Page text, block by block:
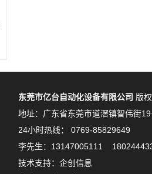
东莞市亿台自动化设备有限公司 版
地址：广东省东莞市道滘镇智伟街
24小时热线： 0769-85829649
李先生：13147005111
技术支持：企创信息